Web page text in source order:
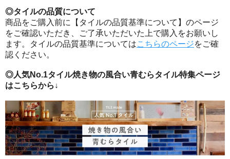
◎タイルの品質について
商品をご購入前に【タイルの品質基準について】のページ
をご確認いただき、ご了承いただいた上で購入をお願いし
ます。タイルの品質基準についてはこちらのページをご確
認ください。
◎人気No.1タイル焼き物の風合い青むらタイル特集ページ
はこちらから↓